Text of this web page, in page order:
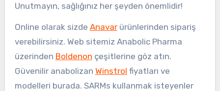
Unutmayın, sağlığınız her şeyden önemlidir!
Online olarak sizde Anavarürünlerinden sipariş
verebilirsiniz. Web sitemiz Anabolic Pharma
üzerinden Boldenon çeşitlerine göz atın.
Güvenilir anabolizan Winstrol fiyatları ve
modelleri burada. SARMs kullanmak isteyenler